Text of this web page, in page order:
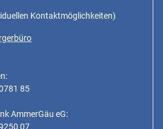
Kontaktmöglichkeiten)
85
AmmerGäu eG:
07